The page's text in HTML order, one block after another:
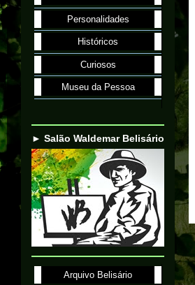
Personalidades
Históricos
Curiosos
Museu da Pessoa
► Salão Waldemar Belisário
Arquivo Belisário